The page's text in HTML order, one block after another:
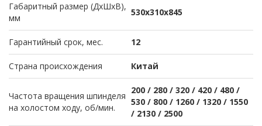
Габаритный размер (ДхШхВ),
мм
530х310х845
Гарантийный срок, мес. 12
Страна происхождения Китай
Частота вращения шпинделя
на холостом ходу, об/мин.
200 / 280 / 320 / 420 / 480 /
530 / 800 / 1260 / 1320 / 1550
/ 2130 / 2500